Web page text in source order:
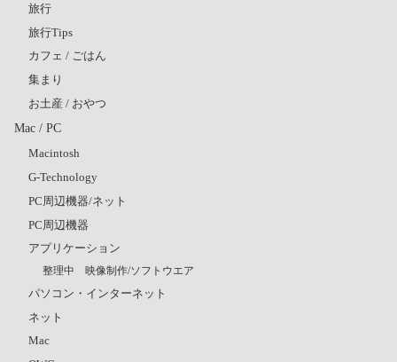
旅行
旅行Tips
カフェ / ごはん
集まり
お土産 / おやつ
Mac / PC
Macintosh
G-Technology
PC周辺機器/ネット
PC周辺機器
アプリケーション
整理中 映像制作/ソフトウエア
パソコン・インターネット
ネット
Mac